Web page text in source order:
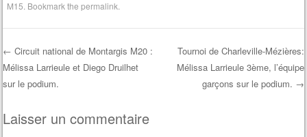
M15. Bookmark thepermalink.
Post navigation
← Circuit national de Montargis M20 :
Mélissa Larrieule et Diego Druilhet
sur le podium.
Tournoi de Charleville-Mézières:
Mélissa Larrieule 3ème, l’équipe
garçons sur le podium. →
Laisser un commentaire